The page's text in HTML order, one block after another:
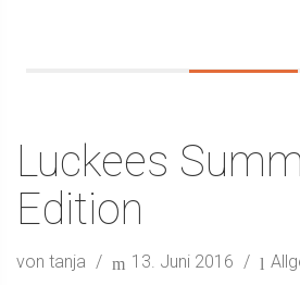
Luckees
Edition
von tanja 13. Juni 2016